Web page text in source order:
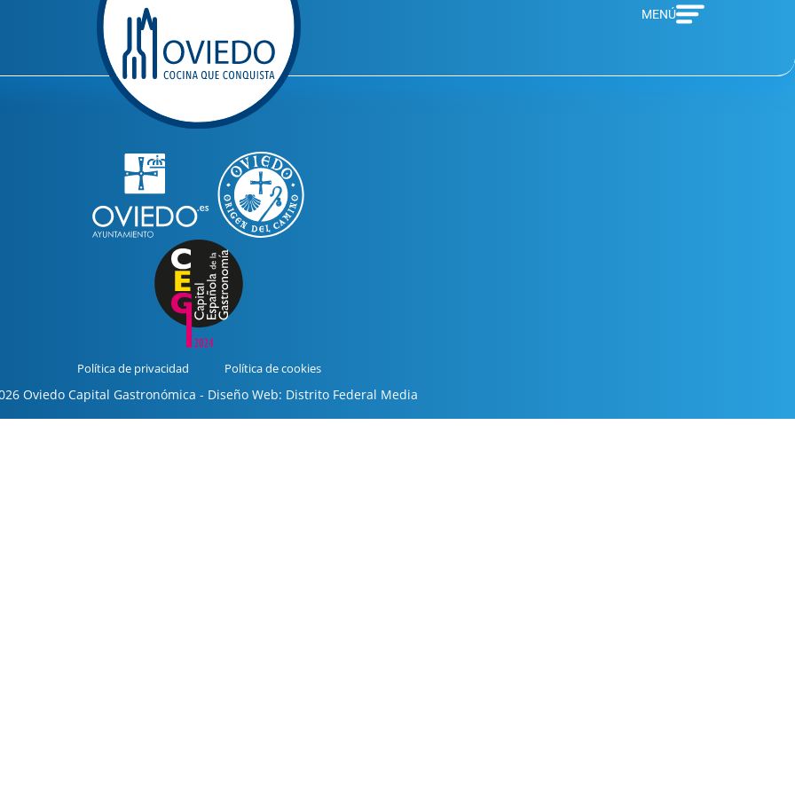
MENÚ
Política de privacidad Política de cookies
Oviedo Capital Gastronómica - Diseño Web: Distrito Federal Media